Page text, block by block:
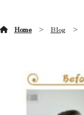
Home Blog